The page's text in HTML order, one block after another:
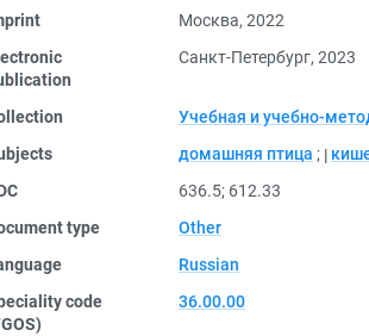
Москва, 2022
Санкт-Петербург, 2023
Учебная и учебно-
домашняя птица ;
636.5; 612.33
type
Other
Russian
code
36.00.00